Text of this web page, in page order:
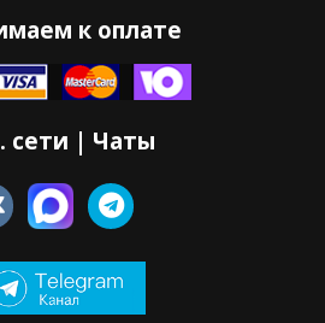
к оплате
сети | Чаты